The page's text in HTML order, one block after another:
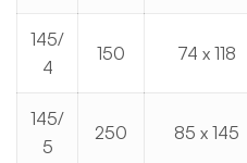
145/
4
150 74 x 118
145/
5
250 85 x 145